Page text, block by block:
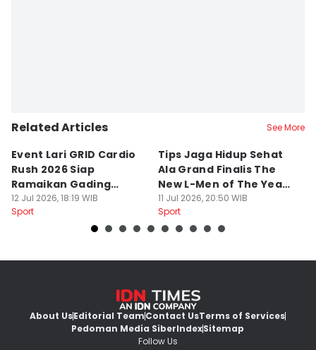
Related Articles See More
Event Lari GRID Cardio
Rush 2026 Siap
Ramaikan Gading
Serpong
12 Jul 2026, 18:19 WIB
Sport
Tips Jaga Hidup Sehat
Ala Grand Finalis The
New L-Men of The Year
2026
11 Jul 2026, 20:50 WIB
Sport
About UsEditorial TeamContact UsTerms of Services
Pedoman Media SiberIndexSitemap
Follow Us